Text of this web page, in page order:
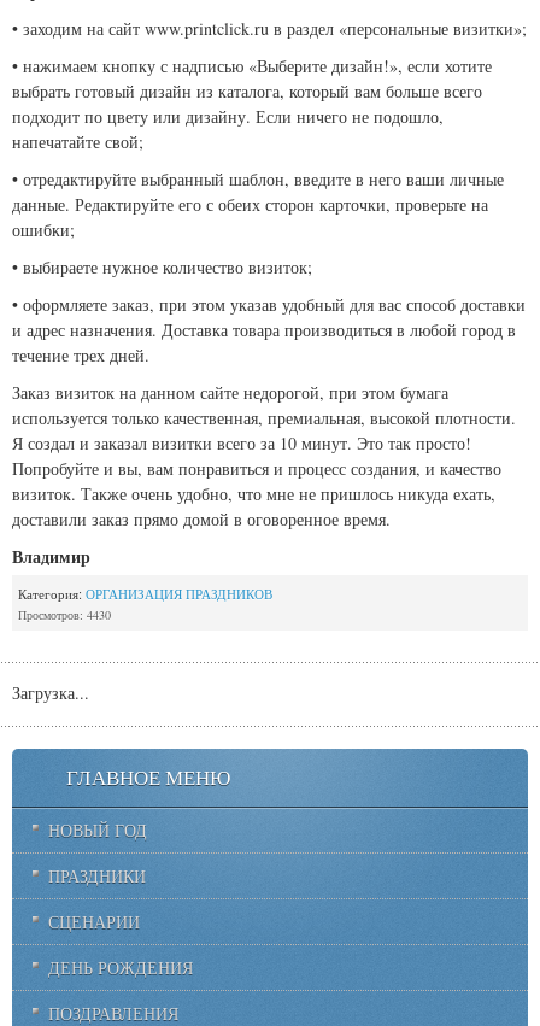
• заходим на сайт www.printclick.ru в раздел «персональные визитки»;
• нажимаем кнопку с надписью «Выберите дизайн!», если хотите
выбрать готовый дизайн из каталога, который вам больше всего
подходит по цвету или дизайну. Если ничего не подошло,
напечатайте свой;
• отредактируйте выбранный шаблон, введите в него ваши личные
данные. Редактируйте его с обеих сторон карточки, проверьте на
ошибки;
• выбираете нужное количество визиток;
• оформляете заказ, при этом указав удобный для вас способ доставки
и адрес назначения. Доставка товара производиться в любой город в
течение трех дней.
Заказ визиток на данном сайте недорогой, при этом бумага
используется только качественная, премиальная, высокой плотности.
Я создал и заказал визитки всего за 10 минут. Это так просто!
Попробуйте и вы, вам понравиться и процесс создания, и качество
визиток. Также очень удобно, что мне не пришлось никуда ехать,
доставили заказ прямо домой в оговоренное время.
Владимир
Категория: ОРГАНИЗАЦИЯ ПРАЗДНИКОВ
Просмотров: 4430
Загрузка...
ГЛАВНОЕ МЕНЮ
НОВЫЙ ГОД
ПРАЗДНИКИ
СЦЕНАРИИ
ДЕНЬ РОЖДЕНИЯ
ПОЗДРАВЛЕНИЯ